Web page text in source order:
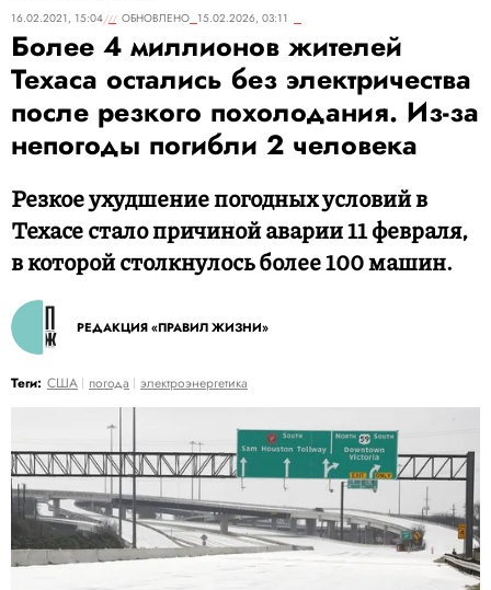
16.02.2021, 15:04
ОБНОВЛЕНО 15.02.2026, 03:11
Более 4 миллионов жителей
Техаса остались без электричества
после резкого похолодания. Из-за
непогоды погибли 2 человека
Резкое ухудшение погодных условий в
Техасе стало причиной аварии 11 февраля,
в которой столкнулось более 100 машин.
РЕДАКЦИЯ «ПРАВИЛ ЖИЗНИ»
Теги: США погода электроэнергетика